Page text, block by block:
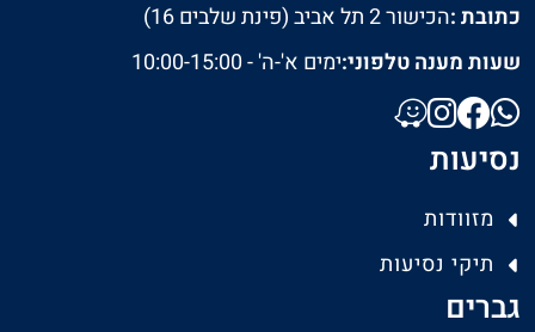
כתובת :הכישור 2 תל אביב (פינת שלבים 16)
שעות מענה טלפוני:ימים א'-ה' - 10:00-15:00
נסיעות
מזוודות
תיקי נסיעות
גברים